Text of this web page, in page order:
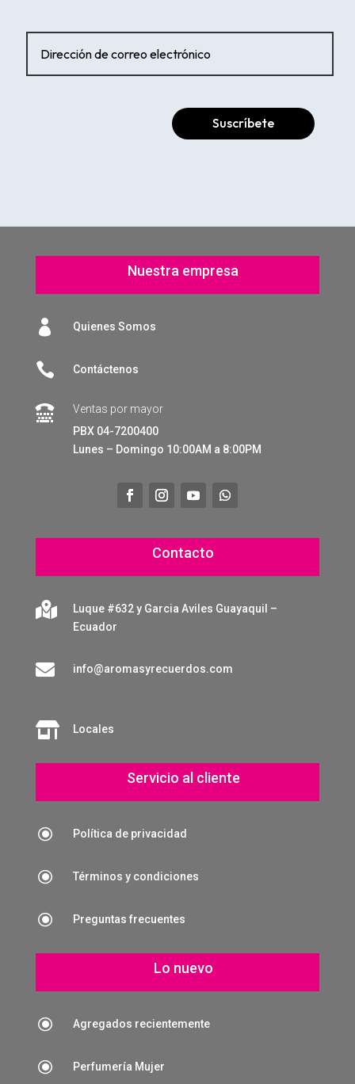
Suscríbete
Nuestra empresa
 Quienes Somos
 Contáctenos

Ventas por mayor
PBX 04-7200400
Lunes – Domingo 10:00AM a 8:00PM
Contacto

Luque #632 y Garcia Aviles Guayaquil –
Ecuador
 info@aromasyrecuerdos.com
 Locales
Servicio al cliente
\ Política de privacidad
\ Términos y condiciones
\ Preguntas frecuentes
Lo nuevo
\ Agregados recientemente
\ Perfumería Mujer